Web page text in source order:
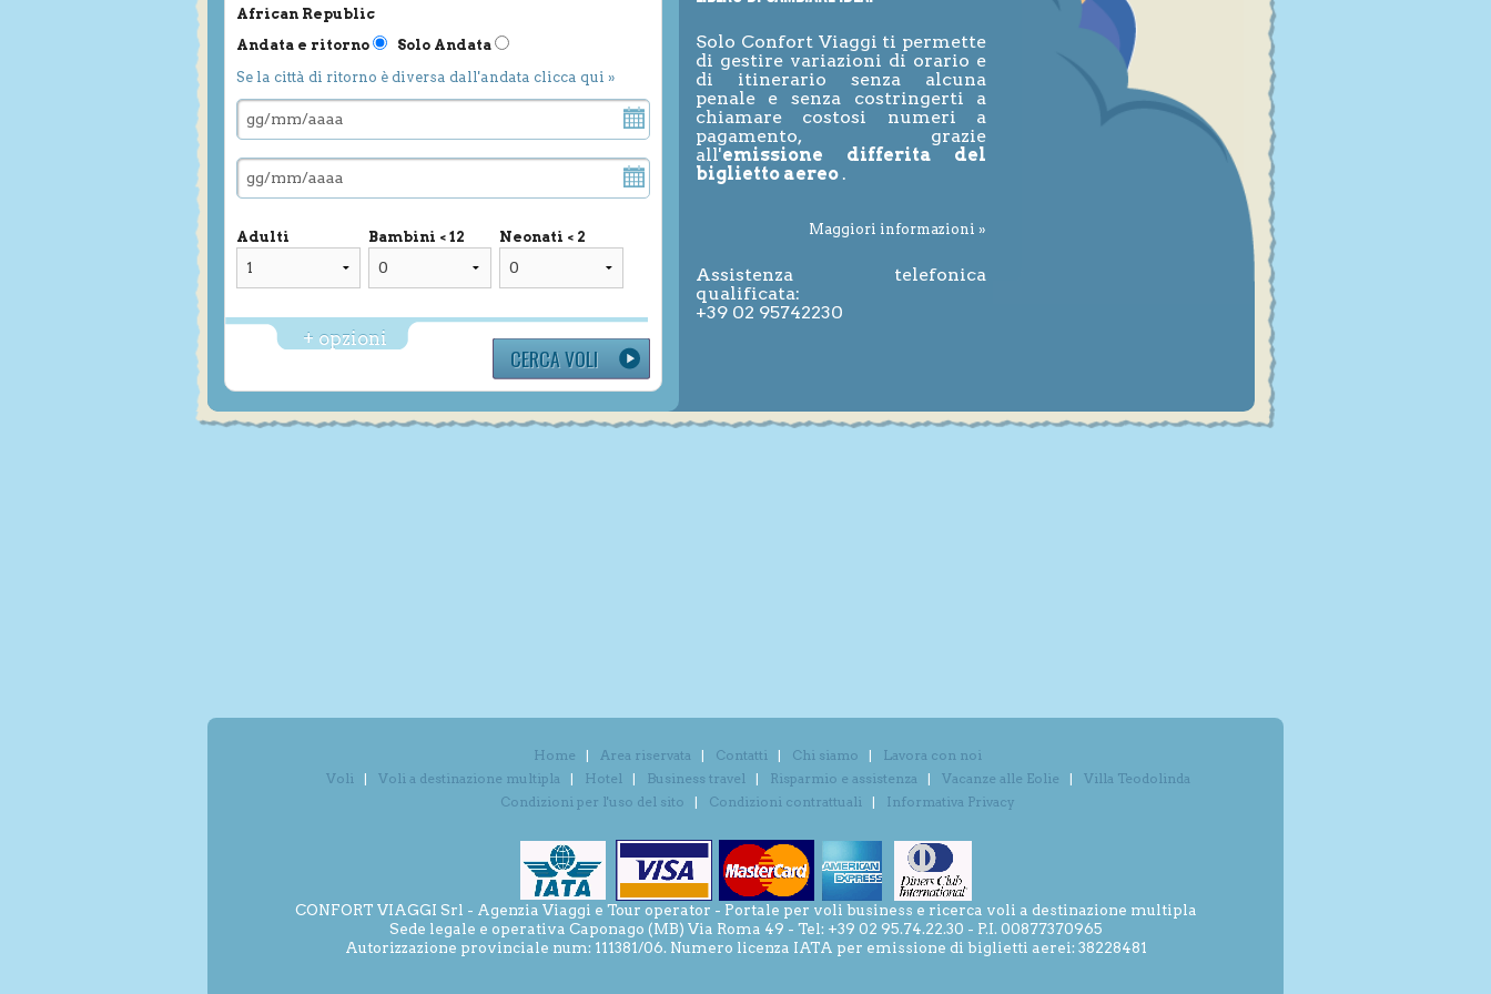
African Republic
Andata e ritorno
Solo Andata
Se la città di ritorno è diversa dall'andata clicca qui »
Adulti Bambini < 12 Neonati < 2
+ opzioni
Solo Confort Viaggi ti permette
di gestire variazioni di orario e
di itinerario senza alcuna
penale e senza costringerti a
chiamare costosi numeri a
pagamento, grazie
all'emissione differita del
biglietto aereo .
Maggiori informazioni »
Assistenza telefonica
qualificata:
+39 02 95742230
Home Area riservata Contatti Chi siamo
Lavora con noi
Voli
Voli a destinazione multipla Hotel Business travel Risparmio e assistenza Vacanze alle Eolie
Villa Teodolinda
Condizioni per l'uso del sito
Condizioni contrattuali Informativa Privacy
CONFORT VIAGGI Srl - Agenzia Viaggi e Tour operator - Portale per voli business e ricerca voli a destinazione multipla
Sede legale e operativa Caponago (MB) Via Roma 49 - Tel: +39 02 95.74.22.30 - P.I. 00877370965
Autorizzazione provinciale num: 111381/06. Numero licenza IATA per emissione di biglietti aerei: 38228481